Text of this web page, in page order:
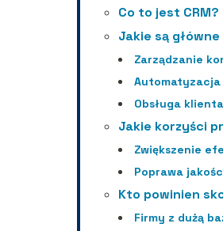
Co to jest CRM?
Jakie są
Zarządzanie
Automatyzacja
Obsługa
Jakie korzyści
Zwiększenie
Poprawa
Kto powinien
Firmy z dużą